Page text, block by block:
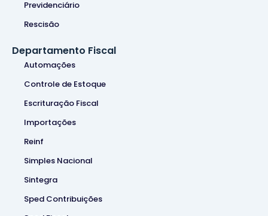
Previdenciário
Rescisão
Departamento Fiscal
Automações
Controle de Estoque
Escrituração Fiscal
Importações
Reinf
Simples Nacional
Sintegra
Sped Contribuições